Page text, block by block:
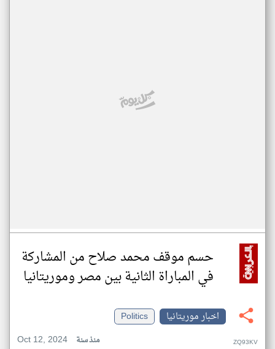
حسم موقف محمد صلاح من المشاركة
في المباراة الثانية بين مصر وموريتانيا
اخبار موريتانيا
Politics
Oct 12, 2024
منذ سنة ZQ93KV